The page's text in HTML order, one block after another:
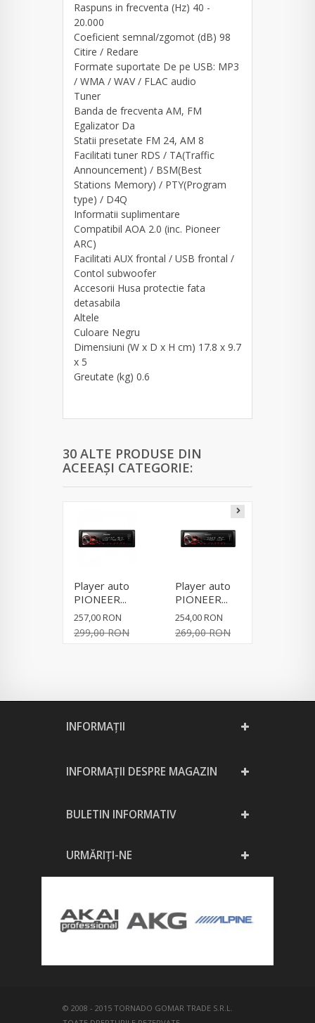
Raspuns in frecventa (Hz) 40 -
20.000
Coeficient semnal/zgomot (dB) 98
Citire / Redare
Formate suportate De pe USB: MP3
/ WMA / WAV / FLAC audio
Tuner
Banda de frecventa AM, FM
Egalizator Da
Statii presetate FM 24, AM 8
Facilitati tuner RDS / TA(Traffic
Announcement) / BSM(Best
Stations Memory) / PTY(Program
type) / D4Q
Informatii suplimentare
Compatibil AOA 2.0 (inc. Pioneer
ARC)
Facilitati AUX frontal / USB frontal /
Contol subwoofer
Accesorii Husa protectie fata
detasabila
Altele
Culoare Negru
Dimensiuni (W x D x H cm) 17.8 x 9.7
x 5
Greutate (kg) 0.6
30 ALTE PRODUSE DIN
ACEEAȘI CATEGORIE:
Player auto
PIONEER...
257,00 RON
299,00 RON
Player auto
PIONEER...
254,00 RON
269,00 RON
INFORMAŢII
INFORMAȚII DESPRE MAGAZIN
BULETIN INFORMATIV
URMĂRIȚI-NE
© 2008 - 2015 TORNADO GOMAR TRADE S.R.L.